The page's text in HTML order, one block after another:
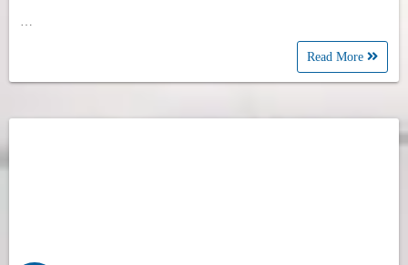
…
Read More